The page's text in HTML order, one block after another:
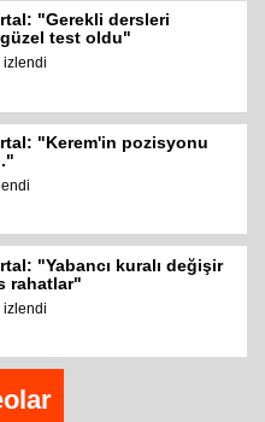
"Gerekli dersleri
güzel test oldu"
izlendi
"Kerem'in pozisyonu
"Yabancı kuralı değişir
rahatlar"
izlendi